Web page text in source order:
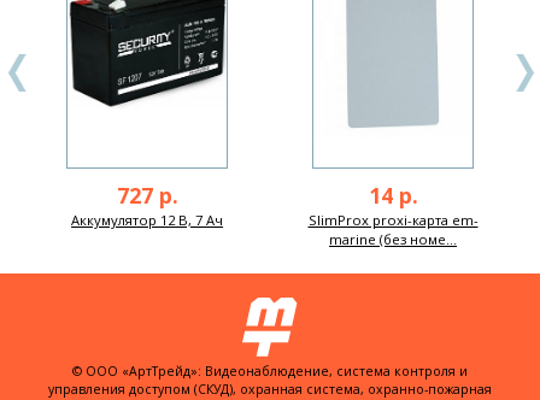
727 р.
Аккумулятор 12 В, 7 Ач
14 р.
SlimProx proxi-карта em-
marine (без номе...
© ООО «АртТрейд»: Видеонаблюдение, система контроля и
управления доступом (СКУД), охранная система, охранно-пожарная